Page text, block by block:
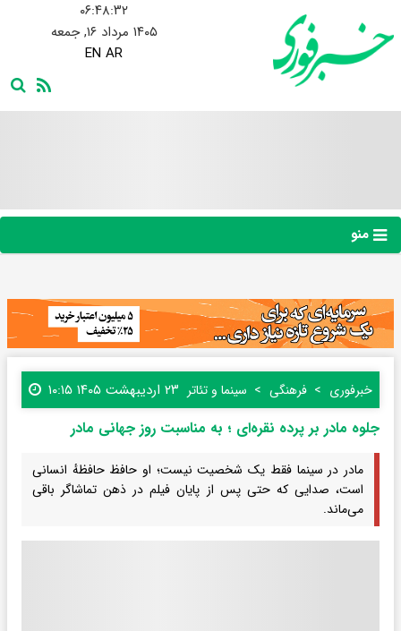
۰۶:۴۸:۳۴
۱۴۰۵ مرداد ۱۶, جمعه
EN AR
منو
خبرفوری فرهنگی سینما و تئاتر ۲۳ اردیبهشت ۱۴۰۵ ۱۰:۱۵
جلوه مادر بر پرده نقره‌ای ؛ به مناسبت روز جهانی مادر
مادر در سینما فقط یک شخصیت نیست؛ او حافظ حافظهٔ انسانی
است، صدایی که حتی پس از پایان فیلم در ذهن تماشاگر باقی
می‌ماند.